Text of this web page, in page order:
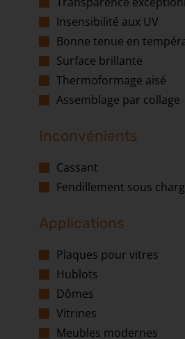
Insensibilité aux UV
Bonne tenue en
Surface brillante
Thermoformage aisé
Assemblage par collage
Inconvénients
Cassant
Fendillement sous
Applications
Plaques pour vitres
Hublots
Dômes
Vitrines
Meubles modernes